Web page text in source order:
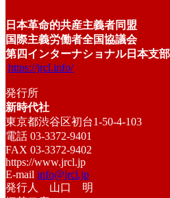
日本革命的共産主義者同盟
国際主義労働者全国協議会
第四インターナショナル日本支部
https://jrcl.info/
発行所
新時代社
東京都渋谷区初台1-50-4-103
電話 03-3372-9401
FAX 03-3372-9402
https://www.jrcl.jp
E-mail info@jrcl.jp
発行人 山口 明